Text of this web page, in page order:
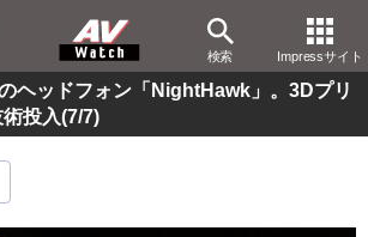
検索 Impressサイト
ヘッドフォン「NightHawk」。3Dプリ
投入(7/7)